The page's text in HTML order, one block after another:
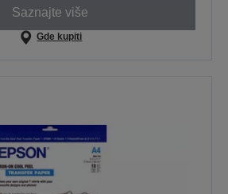
Saznajte više
Gde kupiti